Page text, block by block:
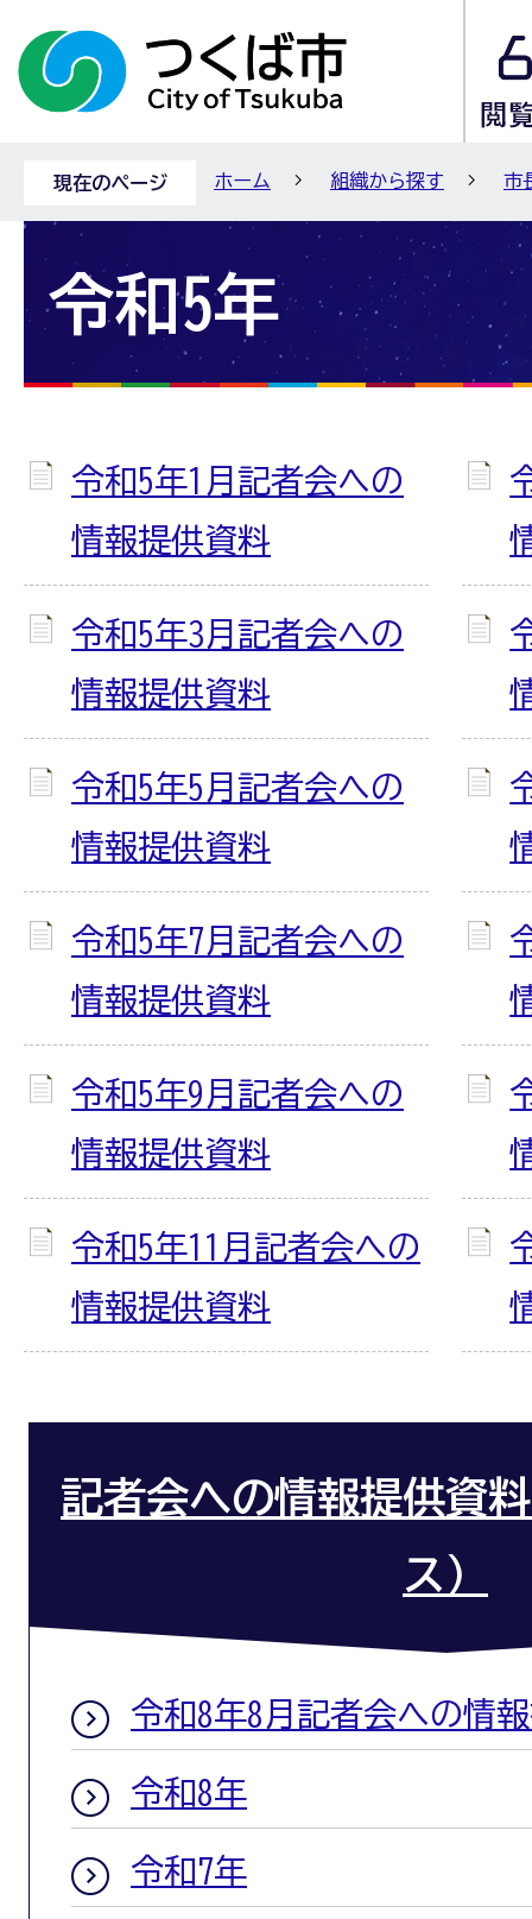
現在のページ ホーム 組織から探す 市
令和5年
令和5年1月記者会への
情報提供資料
令和5年3月記者会への
情報提供資料
令和5年5月記者会への
情報提供資料
令和5年7月記者会への
情報提供資料
令和5年9月記者会への
情報提供資料
令和5年11月記者会への
情報提供資料
記者会への情報提供資
ス）
令和8年8月記者会への情
令和8年
令和7年